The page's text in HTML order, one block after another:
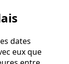
dates
eux que